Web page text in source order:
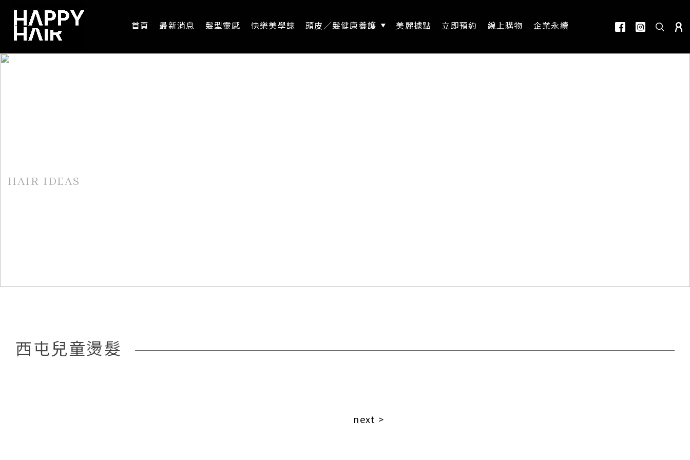
首頁 最新消息 髮型靈感 快樂美學誌 頭皮／髮健康養護 美麗據點 立即預約 線上購物 企業永續
HAIR IDEAS
西屯兒童燙髮
next >